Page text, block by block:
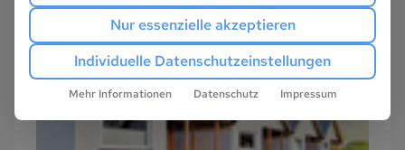
Nur essenzielle akzeptieren
Individuelle Datenschutzeinstellungen
Mehr Informationen Datenschutz Impressum